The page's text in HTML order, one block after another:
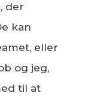
der
kan
eller
og jeg,
til at